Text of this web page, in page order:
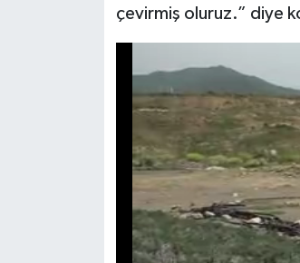
çevirmiş oluruz.” diye